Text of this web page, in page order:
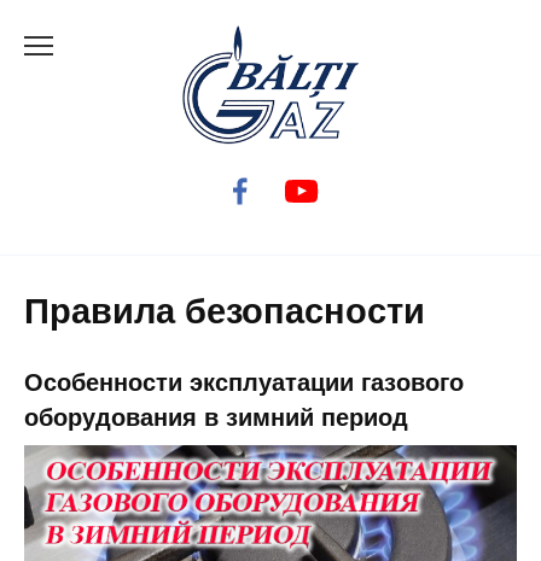
Правила безопасности
Особенности эксплуатации газового
оборудования в зимний период